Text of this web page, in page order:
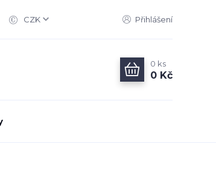
CZK Přihlášení
0 ks
0 Kč